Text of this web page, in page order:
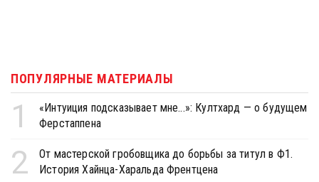
ПОПУЛЯРНЫЕ МАТЕРИАЛЫ
1
«Интуиция подсказывает мне...»: Култхард — о будущем
Ферстаппена
2
От мастерской гробовщика до борьбы за титул в Ф1.
История Хайнца-Харальда Френтцена